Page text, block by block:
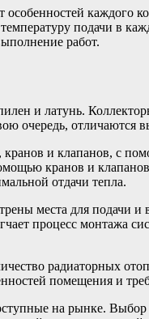
подачи в
работ.
и латунь.
очередь, отличаются
и клапанов, с
кранов и
отдачи тепла.
места для подачи
процесс монтажа
радиаторных
помещения и
на рынке.